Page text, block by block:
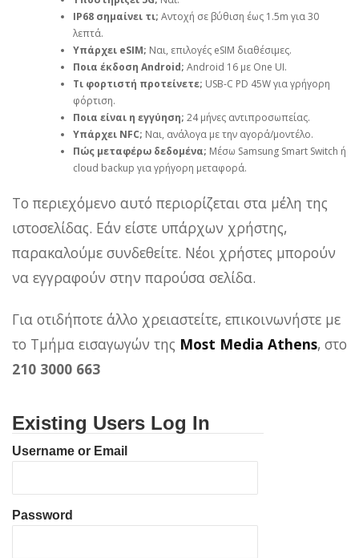
IP68 σημαίνει τι; Αντοχή σε βύθιση έως 1.5m για 30
λεπτά.
Υπάρχει eSIM; Ναι, επιλογές eSIM διαθέσιμες.
Ποια έκδοση Android; Android 16 με One UI.
Τι φορτιστή προτείνετε; USB‑C PD 45W για γρήγορη
φόρτιση.
Ποια είναι η εγγύηση; 24 μήνες αντιπροσωπείας.
Υπάρχει NFC; Ναι, ανάλογα με την αγορά/μοντέλο.
Πώς μεταφέρω δεδομένα; Μέσω Samsung Smart Switch ή
cloud backup για γρήγορη μεταφορά.
Το περιεχόμενο αυτό περιορίζεται στα μέλη της
ιστοσελίδας. Εάν είστε υπάρχων χρήστης,
παρακαλούμε συνδεθείτε. Νέοι χρήστες μπορούν
να εγγραφούν στην παρούσα σελίδα.
Για οτιδήποτε άλλο χρειαστείτε, επικοινωνήστε με
το Τμήμα εισαγωγών της Most Media Athens, στο
210 3000 663
Existing Users Log In
Username or Email
Password